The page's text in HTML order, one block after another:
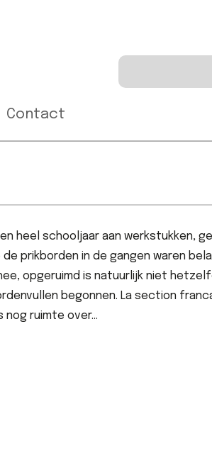
Contact
heel schooljaar aan werkstukken,
prikborden in de gangen waren
opgeruimd is natuurlijk niet
begonnen. La section
nog ruimte over…